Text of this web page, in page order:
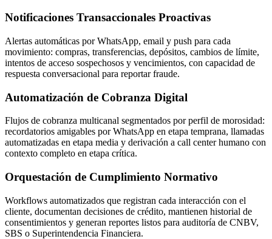
Notificaciones Transaccionales Proactivas
Alertas automáticas por WhatsApp, email y push para cada
movimiento: compras, transferencias, depósitos, cambios de límite,
intentos de acceso sospechosos y vencimientos, con capacidad de
respuesta conversacional para reportar fraude.
Automatización de Cobranza Digital
Flujos de cobranza multicanal segmentados por perfil de morosidad:
recordatorios amigables por WhatsApp en etapa temprana, llamadas
automatizadas en etapa media y derivación a call center humano con
contexto completo en etapa crítica.
Orquestación de Cumplimiento Normativo
Workflows automatizados que registran cada interacción con el
cliente, documentan decisiones de crédito, mantienen historial de
consentimientos y generan reportes listos para auditoría de CNBV,
SBS o Superintendencia Financiera.